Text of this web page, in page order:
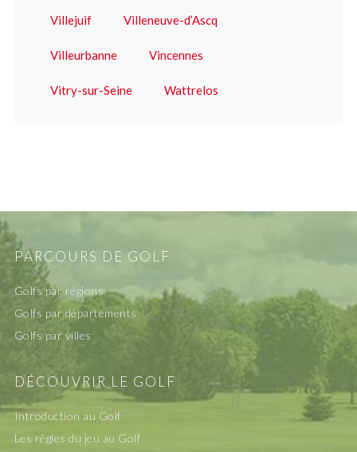
Villejuif Villeneuve-d’Ascq
Villeurbanne Vincennes
Vitry-sur-Seine Wattrelos
PARCOURS DE GOLF
Golfs par régions
Golfs par départements
Golfs par villes
DÉCOUVRIR LE GOLF
Introduction au Golf
Les rêgles du jeu au Golf